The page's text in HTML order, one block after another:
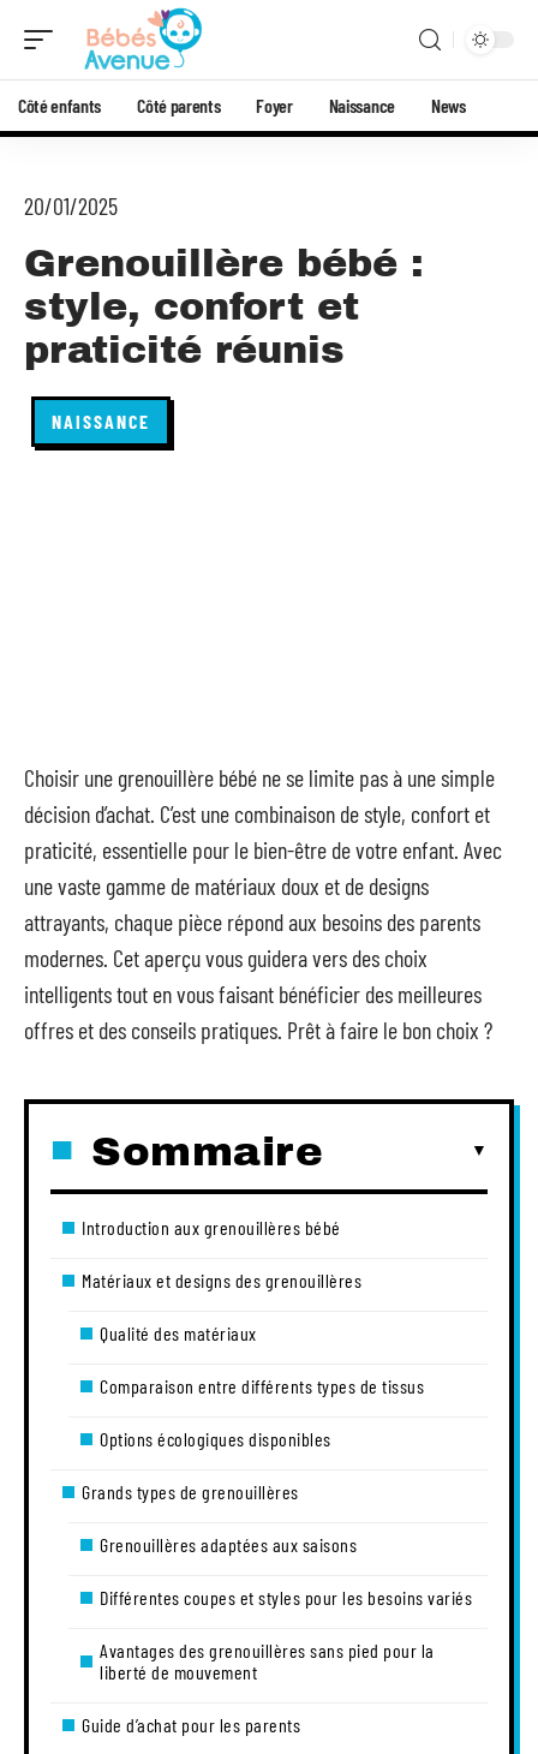
Côté enfants Côté parents Foyer Naissance News
20/01/2025
Grenouillère bébé :
style, confort et
praticité réunis
NAISSANCE
Choisir une grenouillère bébé ne se limite pas à une simple
décision d’achat. C’est une combinaison de style, confort et
praticité, essentielle pour le bien-être de votre enfant. Avec
une vaste gamme de matériaux doux et de designs
attrayants, chaque pièce répond aux besoins des parents
modernes. Cet aperçu vous guidera vers des choix
intelligents tout en vous faisant bénéficier des meilleures
offres et des conseils pratiques. Prêt à faire le bon choix ?
Sommaire
Introduction aux grenouillères bébé
Matériaux et designs des grenouillères
Qualité des matériaux
Comparaison entre différents types de tissus
Options écologiques disponibles
Grands types de grenouillères
Grenouillères adaptées aux saisons
Différentes coupes et styles pour les besoins variés
Avantages des grenouillères sans pied pour la
liberté de mouvement
Guide d’achat pour les parents